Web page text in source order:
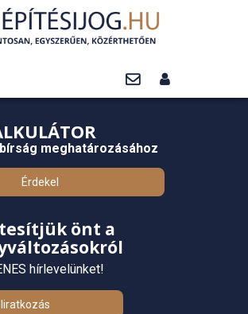
meghatározásához
Érdekel
önt a
hírlevelünket!